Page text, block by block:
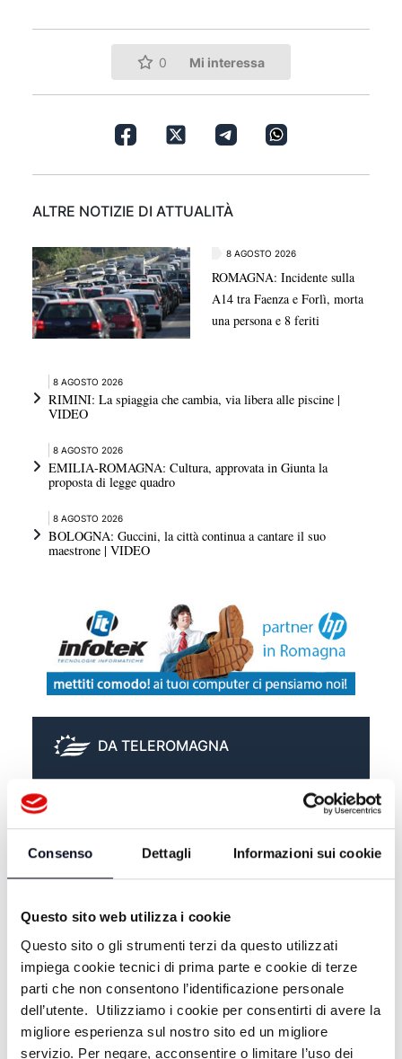
Consenso Dettagli Informazioni sui cookie
Questo sito web utilizza i cookie
Questo sito o gli strumenti terzi da questo utilizzati
impiega cookie tecnici di prima parte e cookie di terze
parti che non consentono l’identificazione personale
dell’utente. Utilizziamo i cookie per consentirti di avere la
migliore esperienza sul nostro sito ed un migliore
servizio. Per negare, acconsentire o limitare l’uso dei
0 Mi interessa
ALTRE NOTIZIE DI ATTUALITÀ
8 AGOSTO 2026
ROMAGNA: Incidente sulla
A14 tra Faenza e Forlì, morta
una persona e 8 feriti
8 AGOSTO 2026
RIMINI: La spiaggia che cambia, via libera alle piscine |
VIDEO
8 AGOSTO 2026
EMILIA-ROMAGNA: Cultura, approvata in Giunta la
proposta di legge quadro
8 AGOSTO 2026
BOLOGNA: Guccini, la città continua a cantare il suo
maestrone | VIDEO
DA TELEROMAGNA
EMOZIONI E TRADIZIONI - ALDO
EMOZIONI E TRADIZIONI -
EMOZIONI E TRADIZIONI -